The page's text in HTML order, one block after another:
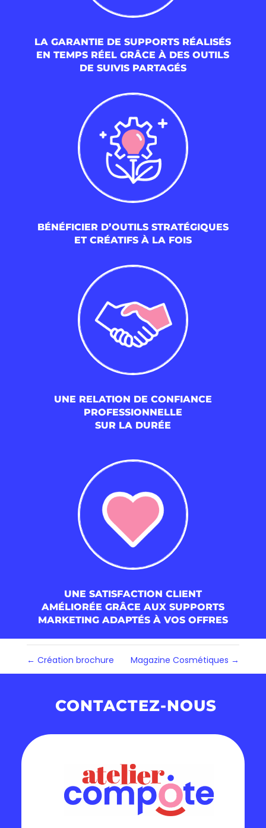
LA GARANTIE DE SUPPORTS RÉALISÉS
EN TEMPS RÉEL GRÂCE À DES OUTILS
DE SUIVIS PARTAGÉS
BÉNÉFICIER D’OUTILS STRATÉGIQUES
ET CRÉATIFS À LA FOIS
UNE RELATION DE CONFIANCE
PROFESSIONNELLE
SUR LA DURÉE
UNE SATISFACTION CLIENT
AMÉLIORÉE GRÂCE AUX SUPPORTS
MARKETING ADAPTÉS À VOS OFFRES
← Création brochure Magazine Cosmétiques →
CONTACTEZ-NOUS